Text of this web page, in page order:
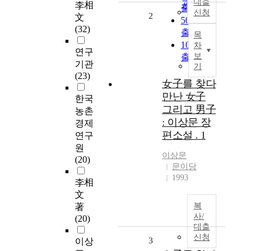
李相
文
(32)
연구
기관
(23)
한국
농촌
경제
연구
원
(20)
李相
文
著
(20)
이상
관순
출력
50개씩
출력
100개씩
출력
대출
신청
목
차
보
기
2
女子를 찾다
만난 女子
그리고 男子
: 이상문 장
편소설 . 1
이상문
문이당
1993
복
사/
대출
신청
3